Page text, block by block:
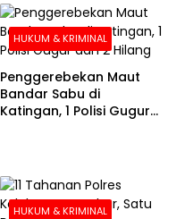
HUKUM & KRIMINAL
Penggerebekan Maut
Bandar Sabu di
Katingan, 1 Polisi Gugur
HUKUM & KRIMINAL